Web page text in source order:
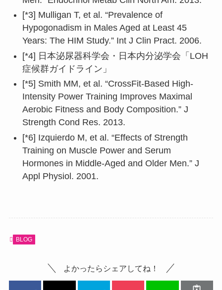
[*3] Mulligan T, et al. “Prevalence of
Hypogonadism in Males Aged at Least 45
Years: The HIM Study.” Int J Clin Pract. 2006.
[*4] 日本泌尿器科学会・日本内分泌学会「LOH
症候群ガイドライン」
[*5] Smith MM, et al. “CrossFit-Based High-
Intensity Power Training Improves Maximal
Aerobic Fitness and Body Composition.” J
Strength Cond Res. 2013.
[*6] Izquierdo M, et al. “Effects of Strength
Training on Muscle Power and Serum
Hormones in Middle-Aged and Older Men.” J
Appl Physiol. 2001.
BLOG
よかったらシェアしてね！